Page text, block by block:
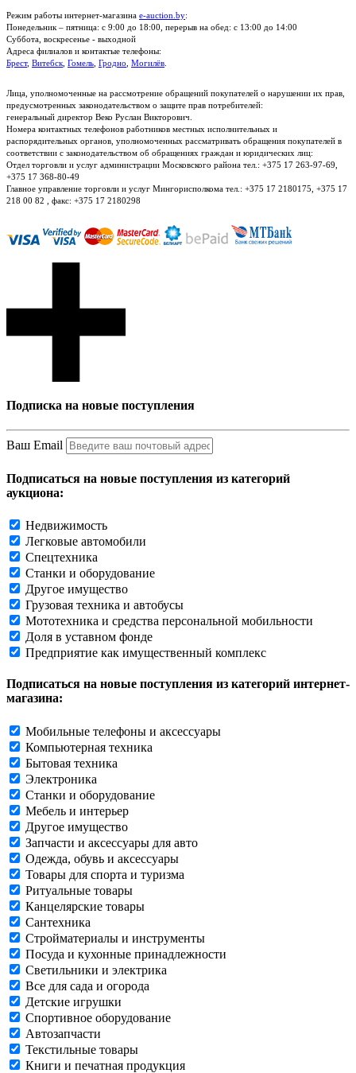
Режим работы интернет-магазина e-auction.by:
Понедельник – пятница: с 9:00 до 18:00, перерыв на обед: с 13:00 до 14:00
Суббота, воскресенье - выходной
Адреса филиалов и контактые телефоны:
Брест, Витебск Гомель Гродно Могилёв
Лица, уполномоченные на рассмотрение обращений покупателей о нарушении их прав,
предусмотренных законодательством о защите прав потребителей:
генеральный директор Веко Руслан Викторович.
Номера контактных телефонов работников местных исполнительных и
распорядительных органов, уполномоченных рассматривать обращения покупателей в
соответствии с законодательством об обращениях граждан и юридических лиц:
Отдел торговли и услуг администрации Московского района тел.: +375 17 263-97-69,
+375 17 368-80-49
Главное управление торговли и услуг Мингорисполкома тел.: +375 17 2180175, +375 17
218 00 82 , факс: +375 17 2180298
Подписка на новые поступления
Ваш Email
Подписаться на новые поступления из категорий
аукциона:
Недвижимость
Легковые автомобили
Спецтехника
Станки и оборудование
Другое имущество
Грузовая техника и автобусы
Мототехника и средства персональной мобильности
Доля в уставном фонде
Предприятие как имущественный комплекс
Подписаться на новые поступления из категорий интернет-
магазина:
Мобильные телефоны и аксессуары
Компьютерная техника
Бытовая техника
Электроника
Станки и оборудование
Мебель и интерьер
Другое имущество
Запчасти и аксессуары для авто
Одежда, обувь и аксессуары
Товары для спорта и туризма
Ритуальные товары
Канцелярские товары
Сантехника
Стройматериалы и инструменты
Посуда и кухонные принадлежности
Светильники и электрика
Все для сада и огорода
Детские игрушки
Спортивное оборудование
Автозапчасти
Текстильные товары
Книги и печатная продукция